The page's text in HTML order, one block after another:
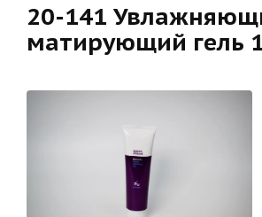
20-141
матирующий гель